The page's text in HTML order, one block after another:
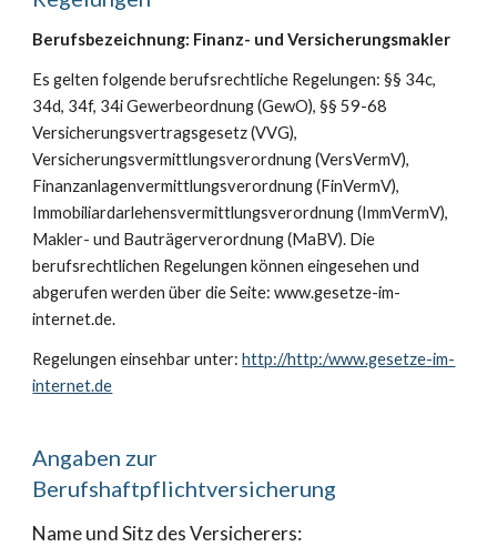
Berufsbezeichnung: Finanz- und Versicherungsmakler
Es gelten folgende berufsrechtliche Regelungen: §§ 34c,
34d, 34f, 34i Gewerbeordnung (GewO), §§ 59-68
Versicherungsvertragsgesetz (VVG),
Versicherungsvermittlungsverordnung (VersVermV),
Finanzanlagenvermittlungsverordnung (FinVermV),
Immobiliardarlehensvermittlungsverordnung (ImmVermV),
Makler- und Bauträgerverordnung (MaBV). Die
berufsrechtlichen Regelungen können eingesehen und
abgerufen werden über die Seite: www.gesetze-im-
internet.de.
Regelungen einsehbar unter:http://http:/www.gesetze-im-
internet.de
Angaben zur
Berufshaftpflichtversicherung
Name und Sitz des Versicherers: